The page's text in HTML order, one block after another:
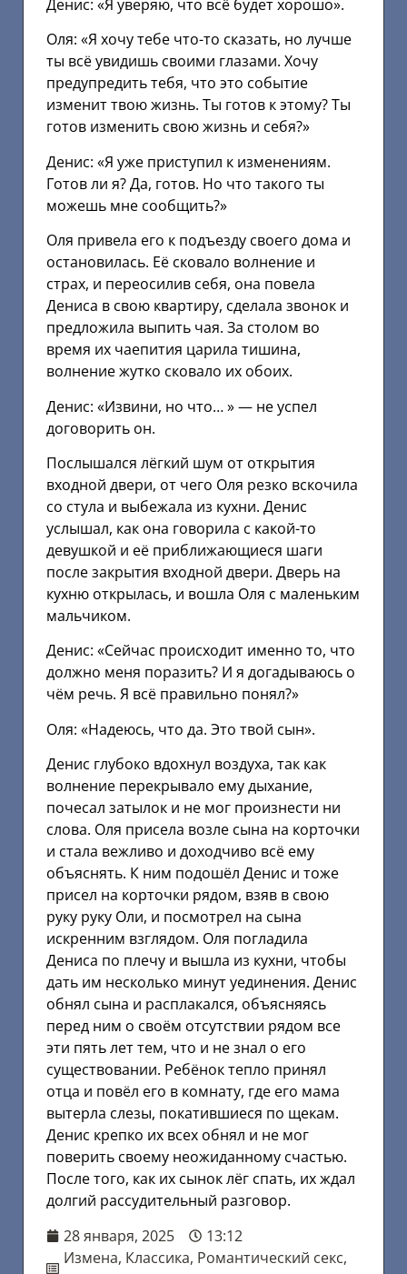
Денис: «Я уверяю, что всё будет хорошо».
Оля: «Я хочу тебе что-то сказать, но лучше
ты всё увидишь своими глазами. Хочу
предупредить тебя, что это событие
изменит твою жизнь. Ты готов к этому? Ты
готов изменить свою жизнь и себя?»
Денис: «Я уже приступил к изменениям.
Готов ли я? Да, готов. Но что такого ты
можешь мне сообщить?»
Оля привела его к подъезду своего дома и
остановилась. Её сковало волнение и
страх, и переосилив себя, она повела
Дениса в свою квартиру, сделала звонок и
предложила выпить чая. За столом во
время их чаепития царила тишина,
волнение жутко сковало их обоих.
Денис: «Извини, но что… » — не успел
договорить он.
Послышался лёгкий шум от открытия
входной двери, от чего Оля резко вскочила
со стула и выбежала из кухни. Денис
услышал, как она говорила с какой-то
девушкой и её приближающиеся шаги
после закрытия входной двери. Дверь на
кухню открылась, и вошла Оля с маленьким
мальчиком.
Денис: «Сейчас происходит именно то, что
должно меня поразить? И я догадываюсь о
чём речь. Я всё правильно понял?»
Оля: «Надеюсь, что да. Это твой сын».
Денис глубоко вдохнул воздуха, так как
волнение перекрывало ему дыхание,
почесал затылок и не мог произнести ни
слова. Оля присела возле сына на корточки
и стала вежливо и доходчиво всё ему
объяснять. К ним подошёл Денис и тоже
присел на корточки рядом, взяв в свою
руку руку Оли, и посмотрел на сына
искренним взглядом. Оля погладила
Дениса по плечу и вышла из кухни, чтобы
дать им несколько минут уединения. Денис
обнял сына и расплакался, объясняясь
перед ним о своём отсутствии рядом все
эти пять лет тем, что и не знал о его
существовании. Ребёнок тепло принял
отца и повёл его в комнату, где его мама
вытерла слезы, покатившиеся по щекам.
Денис крепко их всех обнял и не мог
поверить своему неожиданному счастью.
После того, как их сынок лёг спать, их ждал
долгий рассудительный разговор.
28 января, 2025
13:12
Измена, Классика, Романтический секс,